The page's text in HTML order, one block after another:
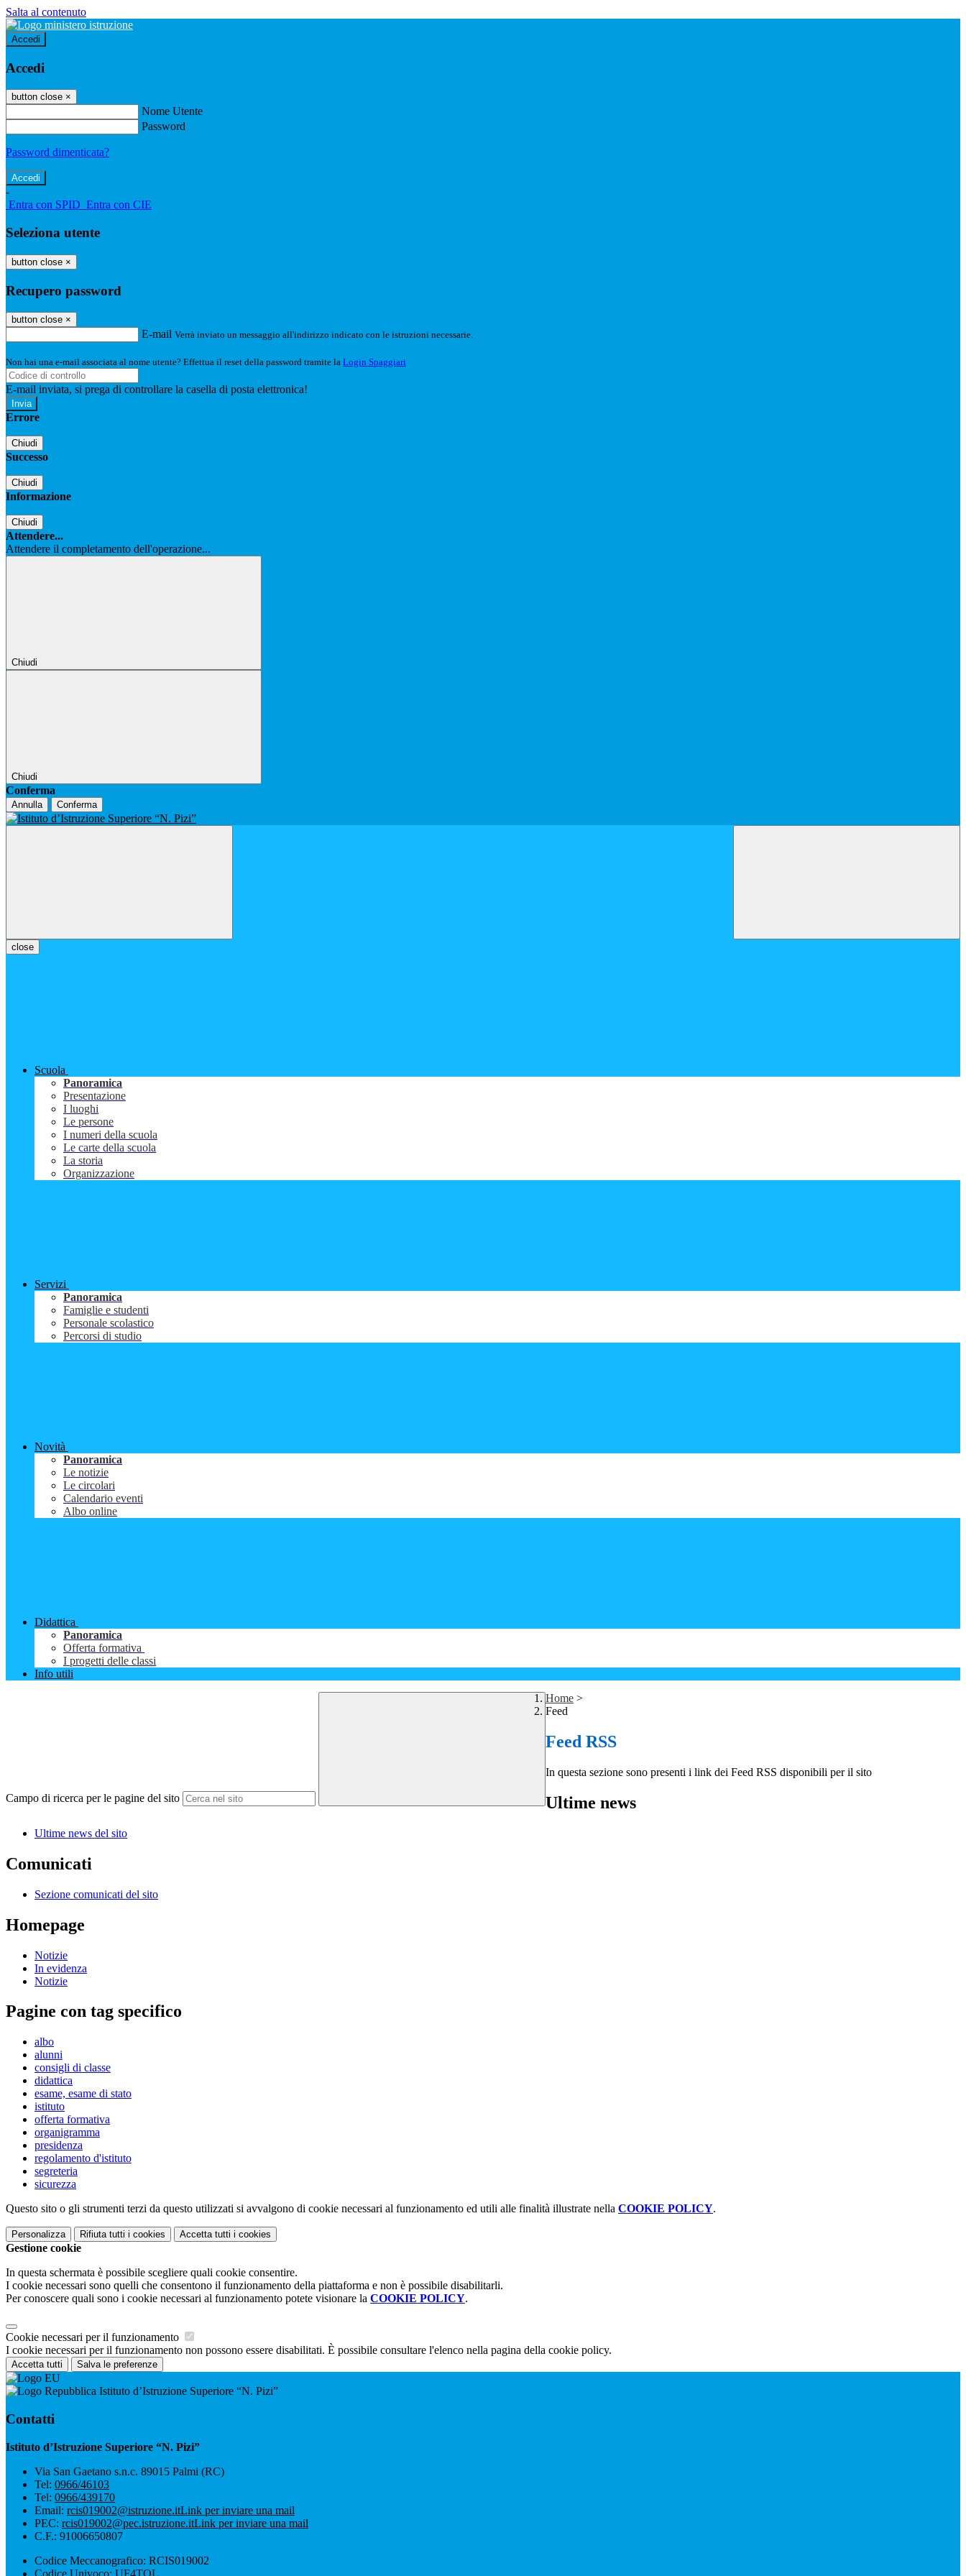
Salta al contenuto
Accedi
Accedi
button close ×
Nome Utente
Password
Password dimenticata?
-
Entra con SPID Entra con CIE
Seleziona utente
button close ×
Recupero password
button close ×
E-mail Verrà inviato un messaggio all'indirizzo indicato con le istruzioni necessarie.
Non hai una e-mail associata al nome utente? Effettua il reset della password tramite la Login Spaggiari
E-mail inviata, si prega di controllare la casella di posta elettronica!
Errore
Chiudi
Successo
Chiudi
Informazione
Chiudi
Attendere...
Attendere il completamento dell'operazione...
Chiudi
Chiudi
Conferma
Annulla Conferma
close
Scuola
Panoramica
Presentazione
I luoghi
Le persone
I numeri della scuola
Le carte della scuola
La storia
Organizzazione
Servizi
Panoramica
Famiglie e studenti
Personale scolastico
Percorsi di studio
Novità
Panoramica
Le notizie
Le circolari
Calendario eventi
Albo online
Didattica
Panoramica
Offerta formativa
I progetti delle classi
Info utili
Campo di ricerca per le pagine del sito
Home >
Feed
Feed RSS
In questa sezione sono presenti i link dei Feed RSS disponibili per il sito
Ultime news
Ultime news del sito
Comunicati
Sezione comunicati del sito
Homepage
Notizie
In evidenza
Notizie
Pagine con tag specifico
albo
alunni
consigli di classe
didattica
esame, esame di stato
istituto
offerta formativa
organigramma
presidenza
regolamento d'istituto
segreteria
sicurezza
Questo sito o gli strumenti terzi da questo utilizzati si avvalgono di cookie necessari al funzionamento ed utili alle finalità illustrate nella COOKIE POLICY.
Personalizza Rifiuta tutti i cookies Accetta tutti i cookies
Gestione cookie
In questa schermata è possibile scegliere quali cookie consentire.
I cookie necessari sono quelli che consentono il funzionamento della piattaforma e non è possibile disabilitarli.
Per conoscere quali sono i cookie necessari al funzionamento potete visionare la COOKIE POLICY.
Cookie necessari per il funzionamento
I cookie necessari per il funzionamento non possono essere disabilitati. È possibile consultare l'elenco nella pagina della cookie policy.
Accetta tutti Salva le preferenze
Istituto d’Istruzione Superiore “N. Pizi”
Contatti
Istituto d’Istruzione Superiore “N. Pizi”
Via San Gaetano s.n.c. 89015 Palmi (RC)
Tel: 0966/46103
Tel: 0966/439170
Email: rcis019002@istruzione.itLink per inviare una mail
PEC: rcis019002@pec.istruzione.itLink per inviare una mail
C.F.: 91006650807
Codice Meccanografico: RCIS019002
Codice Univoco: UF4TOL